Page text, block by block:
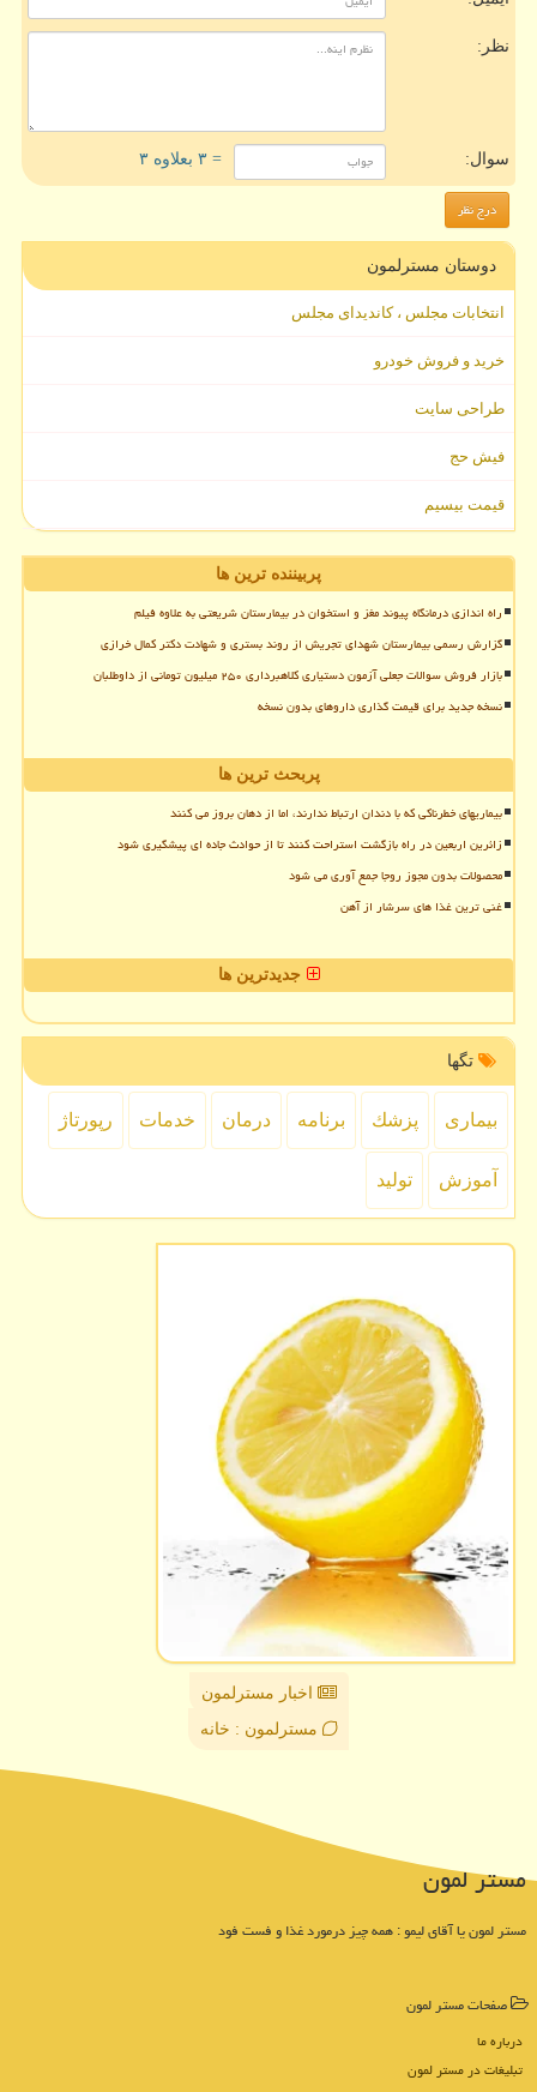
نظر:
سوال: = ۳ بعلاوه ۳
دوستان مسترلمون
انتخابات مجلس ، کاندیدای مجلس
خرید و فروش خودرو
طراحی سایت
فیش حج
قیمت بیسیم
پربیننده ترین ها
راه اندازی درمانگاه پیوند مغز و استخوان در بیمارستان شریعتی به علاوه فیلم
گزارش رسمی بیمارستان شهدای تجریش از روند بستری و شهادت دکتر کمال خرازی
بازار فروش سوالات جعلی آزمون دستیاری کلاهبرداری ۲۵۰ میلیون تومانی از داوطلبان
نسخه جدید برای قیمت گذاری داروهای بدون نسخه
پربحث ترین ها
بیماریهای خطرناکی که با دندان ارتباط ندارند، اما از دهان بروز می کنند
زائرین اربعین در راه بازگشت استراحت کنند تا از حوادث جاده ای پیشگیری شود
محصولات بدون مجوز روجا جمع آوری می شود
غنی ترین غذا های سرشار از آهن
جدیدترین ها
تگها
بیماری پزشك برنامه درمان خدمات رپورتاژ
آموزش تولید
اخبار مسترلمون
مسترلمون : خانه
مستر لمون
مستر لمون یا آقای لیمو : همه چیز درمورد غذا و فست فود
صفحات مستر لمون
درباره ما
تبلیغات در مستر لمون